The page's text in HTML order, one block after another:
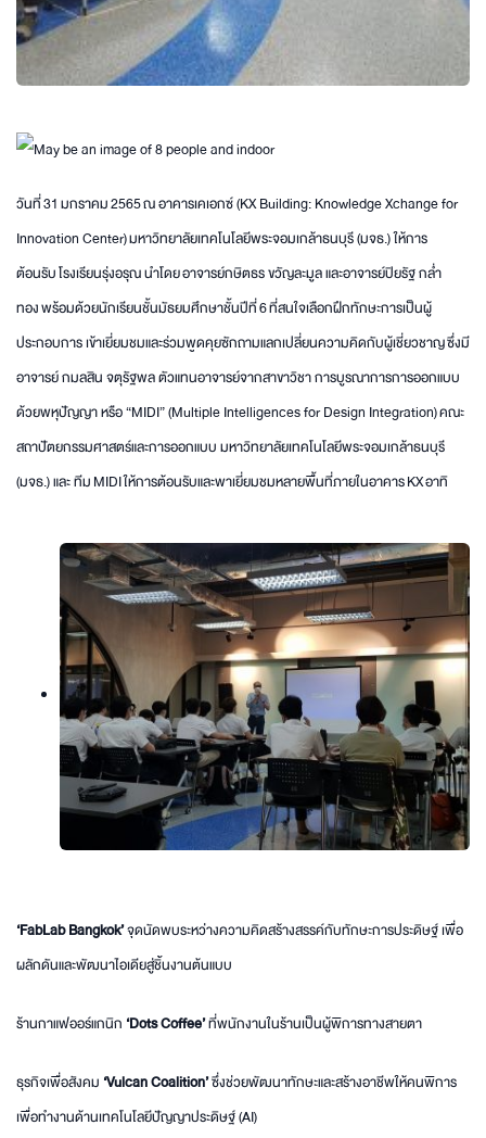
วันที่ 31 มกราคม 2565 ณ อาคารเคเอกซ์ (KX Building: Knowledge Xchange for
Innovation Center) มหาวิทยาลัยเทคโนโลยีพระจอมเกล้าธนบุรี (มจธ.) ให้การ
ต้อนรับ โรงเรียนรุ่งอรุณ นำโดย อาจารย์กษิตธร ขวัญละมูล และอาจารย์ปิยรัฐ กล่ำ
ทอง พร้อมด้วยนักเรียนชั้นมัธยมศึกษาชั้นปีที่ 6 ที่สนใจเลือกฝึกทักษะการเป็นผู้
ประกอบการ เข้าเยี่ยมชมและร่วมพูดคุยซักถามแลกเปลี่ยนความคิดกับผู้เชี่ยวชาญ ซึ่งมี
อาจารย์ กมลสิน จตุรัฐพล ตัวแทนอาจารย์จากสาขาวิชา การบูรณาการการออกแบบ
ด้วยพหุปัญญา หรือ “MIDI” (Multiple Intelligences for Design Integration) คณะ
สถาปัตยกรรมศาสตร์และการออกแบบ มหาวิทยาลัยเทคโนโลยีพระจอมเกล้าธนบุรี
(มจธ.) และ ทีม MIDI ให้การต้อนรับและพาเยี่ยมชมหลายพื้นที่ภายในอาคาร KX อาทิ
‘FabLab Bangkok’จุดนัดพบระหว่างความคิดสร้างสรรค์กับทักษะการประดิษฐ์ เพื่อ
ผลักดันและพัฒนาไอเดียสู่ชิ้นงานต้นแบบ
ร้านกาแฟออร์แกนิก ‘Dots Coffee’ที่พนักงานในร้านเป็นผู้พิการทางสายตา
ธุรกิจเพื่อสังคม ‘Vulcan Coalition’ซึ่งช่วยพัฒนาทักษะและสร้างอาชีพให้คนพิการ
เพื่อทำงานด้านเทคโนโลยีปัญญาประดิษฐ์ (AI)